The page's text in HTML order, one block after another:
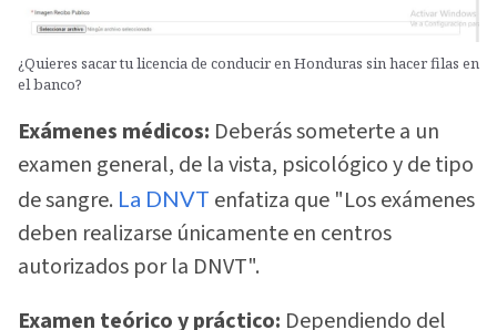
¿Quieres sacar tu licencia de conducir en Honduras sin hacer filas en
el banco?
Exámenes médicos: Deberás someterte a un
examen general, de la vista, psicológico y de tipo
de sangre. La DNVT enfatiza que "Los exámenes
deben realizarse únicamente en centros
autorizados por la DNVT".
Examen teórico y práctico: Dependiendo del